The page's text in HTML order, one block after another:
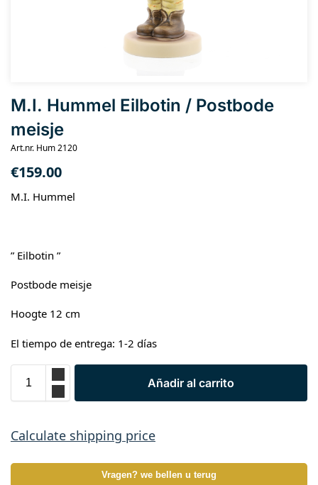
M.I. Hummel Eilbotin / Postbode
meisje
Art.nr. Hum 2120
€159.00
M.I. Hummel
” Eilbotin ”
Postbode meisje
Hoogte 12 cm
El tiempo de entrega: 1-2 días
Añadir al carrito
Calculate shipping price
Vragen? we bellen u terug